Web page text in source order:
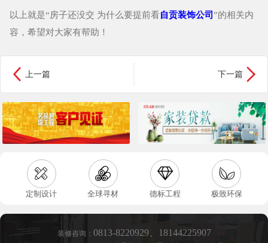
以上就是“房子还没交 为什么要提前看自贡装饰公司”的相关内
容，希望对大家有帮助！
 上一篇 
下一篇

定制设计

全球寻材

德标工程

极致环保
装修咨询： 0813-8220929、 18144225907